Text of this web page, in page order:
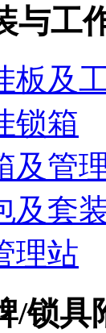
与工
板及
锁箱
及管
及套
理站
/锁具